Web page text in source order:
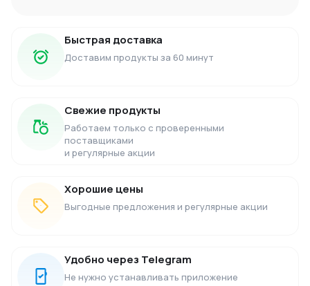
Быстрая доставка
Доставим продукты за 60 минут
Свежие продукты
Работаем только с проверенными
поставщиками
и регулярные акции
Хорошие цены
Выгодные предложения и регулярные акции
Удобно через Telegram
Не нужно устанавливать приложение